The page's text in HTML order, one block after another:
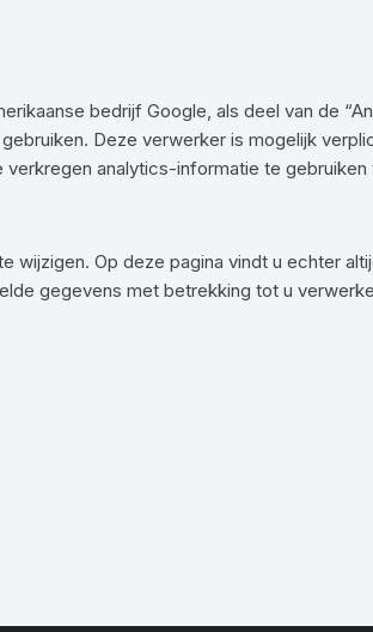
bedrijf Google, als deel van de
Deze verwerker is mogelijk
analytics-informatie te
wijzigen. Op deze pagina vindt u echter
gegevens met betrekking tot u